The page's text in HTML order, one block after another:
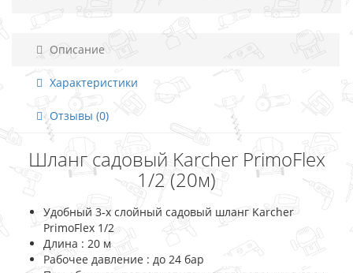
Описание
Характеристики
Отзывы (0)
Шланг садовый Karcher PrimoFlex
1/2 (20м)
Удобный 3-х слойный садовый шланг Karcher
PrimoFlex 1/2
Длина : 20 м
Рабочее давление : до 24 бар